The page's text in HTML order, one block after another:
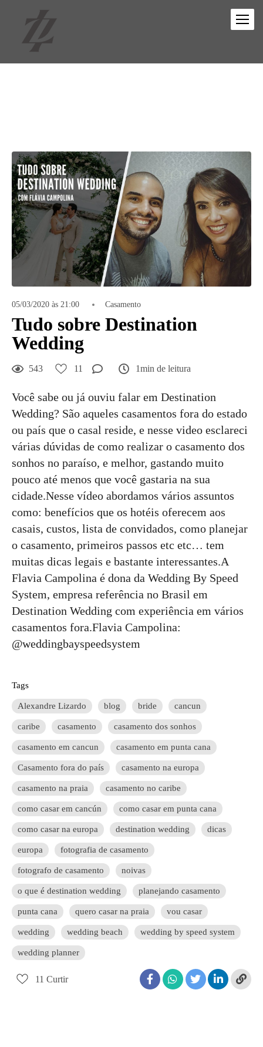
05/03/2020 às 21:00 Casamento
Tudo sobre Destination
Wedding
543 11 1min de leitura
Você sabe ou já ouviu falar em Destination
Wedding? São aqueles casamentos fora do estado
ou país que o casal reside, e nesse video esclareci
várias dúvidas de como realizar o casamento dos
sonhos no paraíso, e melhor, gastando muito
pouco até menos que você gastaria na sua
cidade.Nesse vídeo abordamos vários assuntos
como: benefícios que os hotéis oferecem aos
casais, custos, lista de convidados, como planejar
o casamento, primeiros passos etc etc… tem
muitas dicas legais e bastante interessantes.A
Flavia Campolina é dona da Wedding By Speed
System, empresa referência no Brasil em
Destination Wedding com experiência em vários
casamentos fora.Flavia Campolina:
@weddingbayspeedsystem
Tags
Alexandre Lizardo blog bride cancun
caribe casamento casamento dos sonhos
casamento em cancun casamento em punta cana
Casamento fora do país casamento na europa
casamento na praia casamento no caribe
como casar em cancún como casar em punta cana
como casar na europa destination wedding dicas
europa fotografia de casamento
fotografo de casamento noivas
o que é destination wedding planejando casamento
punta cana quero casar na praia vou casar
wedding wedding beach wedding by speed system
wedding planner
11 Curtir